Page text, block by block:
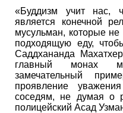
«Буддизм учит нас,
является конечной
мусульман, которые не
подходящую еду,
Саддхананда
главный монах
замечательный
проявление
соседям, не думая о
полицейский Асад